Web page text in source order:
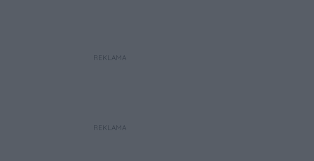
REKLAMA
REKLAMA